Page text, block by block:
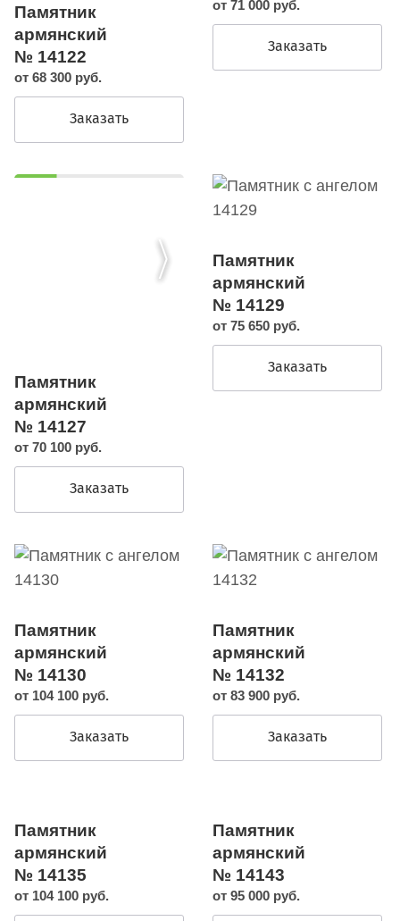
Памятник
армянский
№ 14122
от 68 300 руб.
Заказать
от 71 000 руб.
Заказать
Памятник
армянский
№ 14127
от 70 100 руб.
Заказать
Памятник
армянский
№ 14129
от 75 650 руб.
Заказать
Памятник
армянский
№ 14130
от 104 100 руб.
Заказать
Памятник
армянский
№ 14132
от 83 900 руб.
Заказать
Памятник
армянский
№ 14135
от 104 100 руб.
Памятник
армянский
№ 14143
от 95 000 руб.